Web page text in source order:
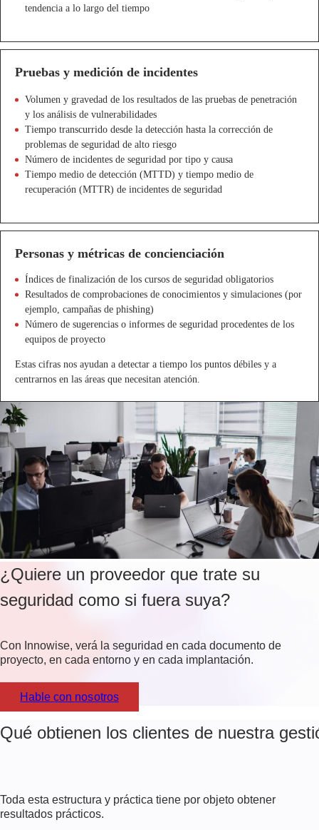
tendencia a lo largo del tiempo
Pruebas y medición de incidentes
Volumen y gravedad de los resultados de las pruebas de penetración
y los análisis de vulnerabilidades
Tiempo transcurrido desde la detección hasta la corrección de
problemas de seguridad de alto riesgo
Número de incidentes de seguridad por tipo y causa
Tiempo medio de detección (MTTD) y tiempo medio de
recuperación (MTTR) de incidentes de seguridad
Personas y métricas de concienciación
Índices de finalización de los cursos de seguridad obligatorios
Resultados de comprobaciones de conocimientos y simulaciones (por
ejemplo, campañas de phishing)
Número de sugerencias o informes de seguridad procedentes de los
equipos de proyecto
Estas cifras nos ayudan a detectar a tiempo los puntos débiles y a
centrarnos en las áreas que necesitan atención.
¿Quiere un proveedor que trate su
seguridad como si fuera suya?
Con Innowise, verá la seguridad en cada documento de
proyecto, en cada entorno y en cada implantación.
Hable con nosotros
Qué obtienen los clientes de nuestra
Toda esta estructura y práctica tiene por objeto obtener
resultados prácticos.